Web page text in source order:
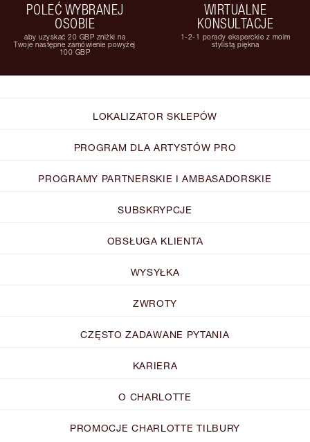
POLEĆ WYBRANEJ
OSOBIE
aby uzyskać 20 GBP zniżki na
Twoje następne zamówienie powyżej
100 GBP
WIRTUALNE
KONSULTACJE
1-2-1 porady eksperckie z moim
stylistą piękna
LOKALIZATOR SKLEPÓW
PROGRAM DLA ARTYSTÓW PRO
PROGRAMY PARTNERSKIE I AMBASADORSKIE
SUBSKRYPCJE
OBSŁUGA KLIENTA
WYSYŁKA
ZWROTY
CZĘSTO ZADAWANE PYTANIA
KARIERA
O CHARLOTTE
PROMOCJE CHARLOTTE TILBURY